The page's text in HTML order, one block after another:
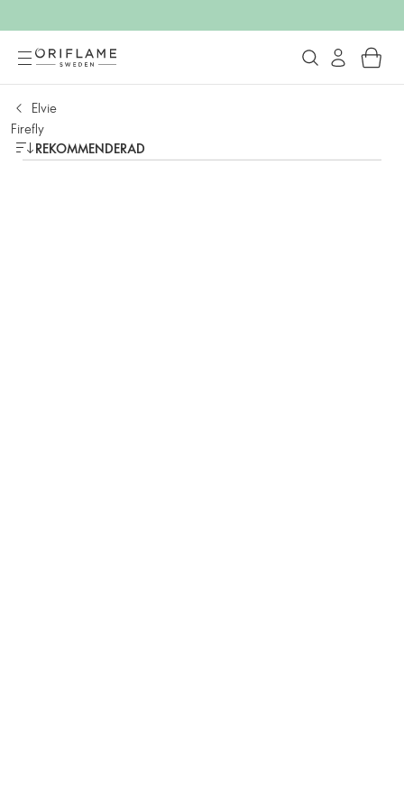
Elvie
Firefly
REKOMMENDERAD